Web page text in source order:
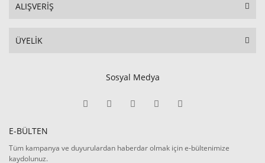
ALIŞVERİŞ
ÜYELİK
Sosyal Medya
E-BÜLTEN
Tüm kampanya ve duyurulardan haberdar olmak için e-bültenimize
kaydolunuz.